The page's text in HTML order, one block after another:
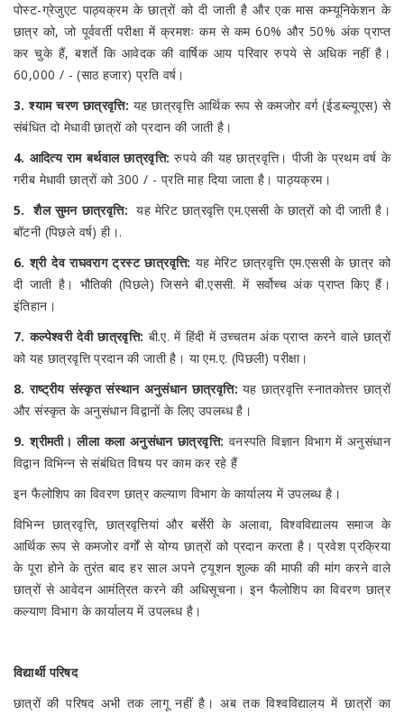
पोस्ट-ग्रेजुएट पाठ्यक्रम के छात्रों को दी जाती है और एक मास कम्यूनिकेशन के
छात्र को, जो पूर्ववर्ती परीक्षा में क्रमशः कम से कम 60% और 50% अंक प्राप्त
कर चुके हैं, बशर्ते कि आवेदक की वार्षिक आय परिवार रुपये से अधिक नहीं है।
60,000 / - (साठ हजार) प्रति वर्ष।
3. श्याम चरण छात्रवृत्ति: यह छात्रवृत्ति आर्थिक रूप से कमजोर वर्ग (ईडब्ल्यूएस) से
संबंधित दो मेधावी छात्रों को प्रदान की जाती है।
4. आदित्य राम बर्थवाल छात्रवृत्ति: रुपये की यह छात्रवृत्ति। पीजी के प्रथम वर्ष के
गरीब मेधावी छात्रों को 300 / - प्रति माह दिया जाता है। पाठ्यक्रम।
5. शैल सुमन छात्रवृत्ति: यह मेरिट छात्रवृत्ति एम.एससी के छात्रों को दी जाती है।
बॉटनी (पिछले वर्ष) ही।.
6. श्री देव राघवराग ट्रस्ट छात्रवृत्ति: यह मेरिट छात्रवृत्ति एम.एससी के छात्र को
दी जाती है। भौतिकी (पिछले) जिसने बी.एससी. में सर्वोच्च अंक प्राप्त किए हैं।
इंतिहान।
7. कल्पेश्वरी देवी छात्रवृत्ति: बी.ए. में हिंदी में उच्चतम अंक प्राप्त करने वाले छात्रों
को यह छात्रवृत्ति प्रदान की जाती है। या एम.ए. (पिछली) परीक्षा।
8. राष्ट्रीय संस्कृत संस्थान अनुसंधान छात्रवृत्ति: यह छात्रवृत्ति स्नातकोत्तर छात्रों
और संस्कृत के अनुसंधान विद्वानों के लिए उपलब्ध है।
9. श्रीमती। लीला कला अनुसंधान छात्रवृत्ति: वनस्पति विज्ञान विभाग में अनुसंधान
विद्वान विभिन्न से संबंधित विषय पर काम कर रहे हैं
इन फैलोशिप का विवरण छात्र कल्याण विभाग के कार्यालय में उपलब्ध है।
विभिन्न छात्रवृत्ति, छात्रवृत्तियां और बर्सेरी के अलावा, विश्वविद्यालय समाज के
आर्थिक रूप से कमजोर वर्गों से योग्य छात्रों को प्रदान करता है। प्रवेश प्रक्रिया
के पूरा होने के तुरंत बाद हर साल अपने ट्यूशन शुल्क की माफी की मांग करने वाले
छात्रों से आवेदन आमंत्रित करने की अधिसूचना। इन फैलोशिप का विवरण छात्र
कल्याण विभाग के कार्यालय में उपलब्ध है।
विद्यार्थी परिषद
छात्रों की परिषद अभी तक लागू नहीं है। अब तक विश्वविद्यालय में छात्रों का